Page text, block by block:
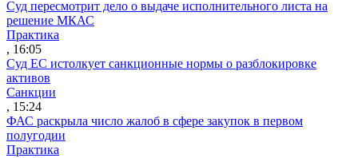
Суд пересмотрит дело о выдаче исполнительного листа на
решение МКАС
Практика
, 16:05
Суд ЕС истолкует санкционные нормы о разблокировке
активов
Санкции
, 15:24
ФАС раскрыла число жалоб в сфере закупок в первом
полугодии
Практика